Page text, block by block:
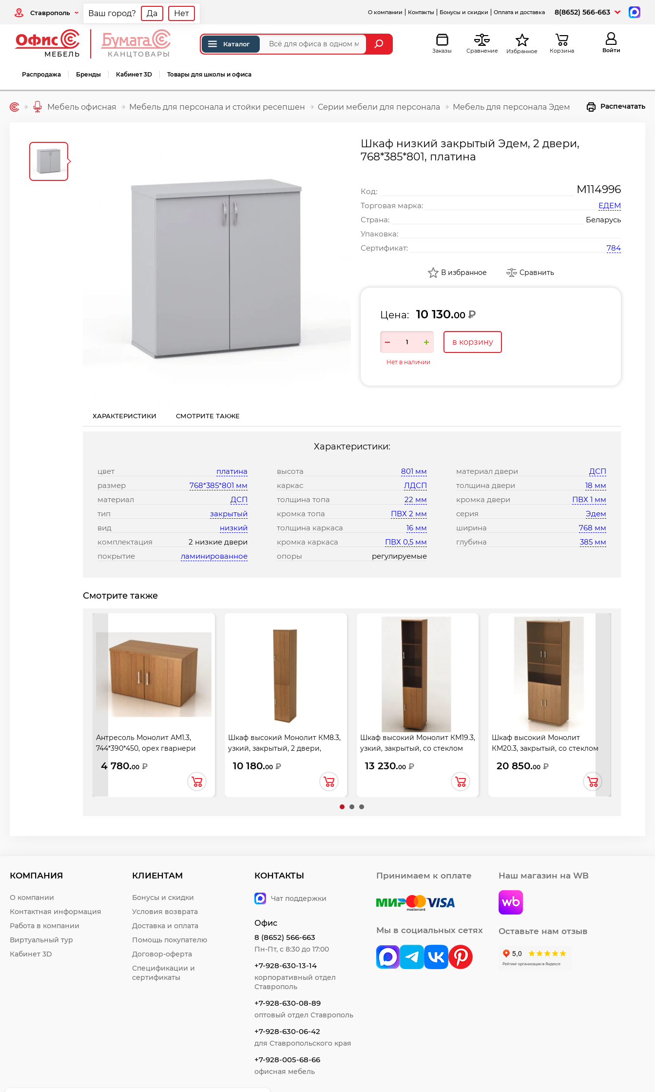
Ставрополь Ваш город? Да Нет О компании Контакты Бонусы и скидки Оплата и доставка 8(8652) 566-663
МЕБЕЛЬ КАНЦТОВАРЫ
Каталог
Заказы Сравнение Избранное Корзина Войти
Распродажа Бренды Кабинет 3D Товары для школы и офиса
Мебель офисная Мебель для персонала и стойки ресепшен Серии мебели для персонала Мебель для персонала Эдем Распечатать
Шкаф низкий закрытый Эдем, 2 двери,
768*385*801, платина
Код: М114996
Торговая марка:
ЕДЕМ
Страна:
Беларусь
Упаковка:
Сертификат:
784
В избранное Сравнить
Цена: 10 130.00 ₽
в корзину
Нет в наличии
ХАРАКТЕРИСТИКИ СМОТРИТЕ ТАКЖЕ
Характеристики:
цвет
платина
размер
768*385*801 мм
материал
ДСП
тип
закрытый
вид
низкий
комплектация
2 низкие двери
покрытие
ламинированное
высота
801 мм
каркас
ЛДСП
толщина топа
22 мм
кромка топа
ПВХ 2 мм
толщина каркаса
16 мм
кромка каркаса
ПВХ 0,5 мм
опоры
регулируемые
материал двери
ДСП
толщина двери
18 мм
кромка двери
ПВХ 1 мм
серия
Эдем
ширина
768 мм
глубина
385 мм
Смотрите также
Антресоль Монолит АМ1.3,
744*390*450, орех гварнери
4 780.00 ₽
Шкаф высокий Монолит КМ8.3,
узкий, закрытый, 2 двери,
10 180.00 ₽
Шкаф высокий Монолит КМ19.3,
узкий, закрытый, со стеклом
374*390*2046, орех гварнери
13 230.00 ₽
Шкаф высокий Монолит
КМ20.3, закрытый, со стеклом
744*390*2046, орех гварнери
20 850.00 ₽
КОМПАНИЯ
О компании
Контактная информация
Работа в компании
Виртуальный тур
Кабинет 3D
КЛИЕНТАМ
Бонусы и скидки
Условия возврата
Доставка и оплата
Помощь покупателю
Договор-оферта
Спецификации и
сертификаты
КОНТАКТЫ
Чат поддержки
Офис
8 (8652) 566-663
Пн-Пт, с 8:30 до 17:00
+7-928-630-13-14
корпоративный отдел
Ставрополь
+7-928-630-08-89
оптовый отдел Ставрополь
+7-928-630-06-42
для Ставропольского края
+7-928-005-68-66
офисная мебель
Принимаем к оплате
Мы в социальных сетях
Наш магазин на WB
Оставьте нам отзыв